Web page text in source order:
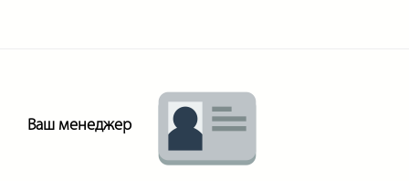
Ваш менеджер